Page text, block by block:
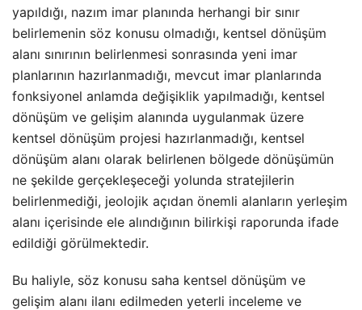
yapıldığı, nazım imar planında herhangi bir sınır
belirlemenin söz konusu olmadığı, kentsel dönüşüm
alanı sınırının belirlenmesi sonrasında yeni imar
planlarının hazırlanmadığı, mevcut imar planlarında
fonksiyonel anlamda değişiklik yapılmadığı, kentsel
dönüşüm ve gelişim alanında uygulanmak üzere
kentsel dönüşüm projesi hazırlanmadığı, kentsel
dönüşüm alanı olarak belirlenen bölgede dönüşümün
ne şekilde gerçekleşeceği yolunda stratejilerin
belirlenmediği, jeolojik açıdan önemli alanların yerleşim
alanı içerisinde ele alındığının bilirkişi raporunda ifade
edildiği görülmektedir.
Bu haliyle, söz konusu saha kentsel dönüşüm ve
gelişim alanı ilanı edilmeden yeterli inceleme ve